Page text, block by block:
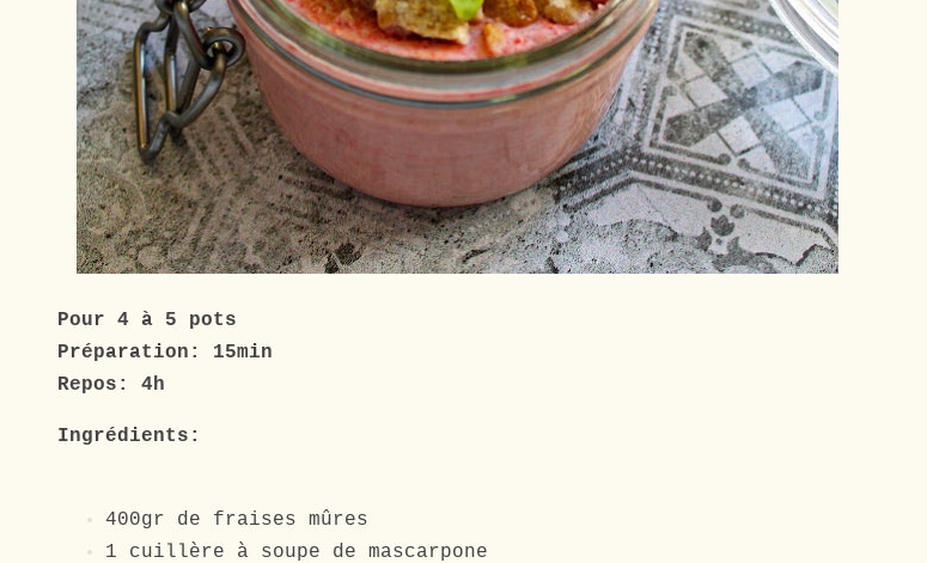
Pour 4 à 5 pots
Préparation: 15min
Repos: 4h
Ingrédients:
400gr de fraises mûres
1 cuillère à soupe de mascarpone